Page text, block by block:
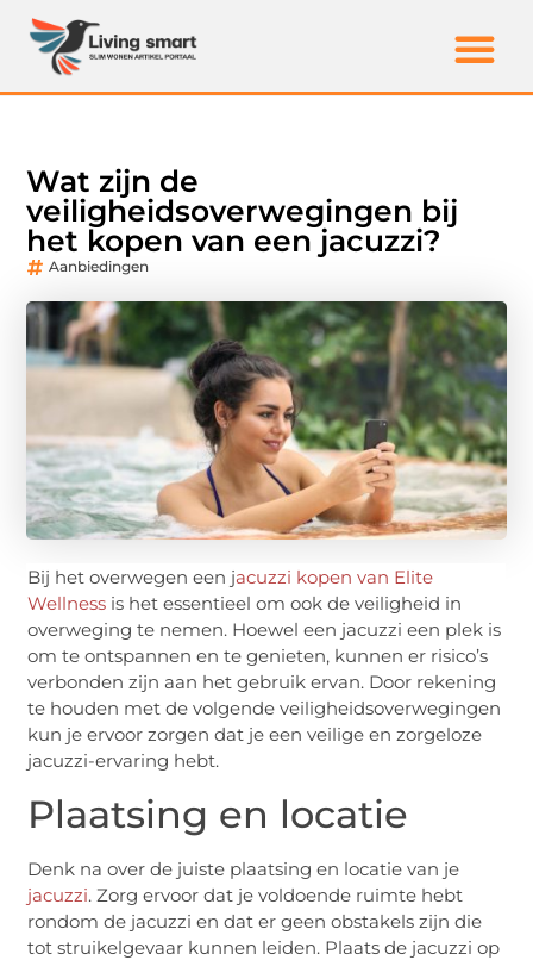
Wat zijn de
veiligheidsoverwegingen bij
het kopen van een jacuzzi?
Aanbiedingen
Bij het overwegen een jacuzzi kopen van Elite
Wellness is het essentieel om ook de veiligheid in
overweging te nemen. Hoewel een jacuzzi een plek is
om te ontspannen en te genieten, kunnen er risico’s
verbonden zijn aan het gebruik ervan. Door rekening
te houden met de volgende veiligheidsoverwegingen
kun je ervoor zorgen dat je een veilige en zorgeloze
jacuzzi-ervaring hebt.
Plaatsing en locatie
Denk na over de juiste plaatsing en locatie van je
jacuzzi. Zorg ervoor dat je voldoende ruimte hebt
rondom de jacuzzi en dat er geen obstakels zijn die
tot struikelgevaar kunnen leiden. Plaats de jacuzzi op